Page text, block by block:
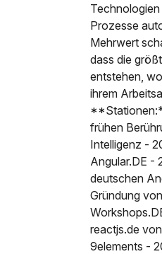
Prozesse
Mehrwert
dass die
entstehen,
ihrem
frühen
Intelligenz -
Angular.DE -
deutschen
Gründung
reactjs.de
9elements -